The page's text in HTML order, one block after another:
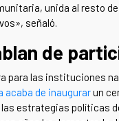
unida al resto
señaló.
de
para las instituciones
acaba de inaugurarun
estrategias políticas